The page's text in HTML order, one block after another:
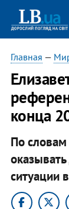
Главная —
конца
По
ситуации